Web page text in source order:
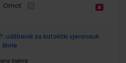
Omot
udžbenik za katolički vjeronauk
Sipina